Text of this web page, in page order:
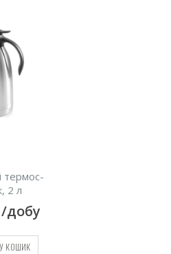
термос-
2 л
добу
КОШИК